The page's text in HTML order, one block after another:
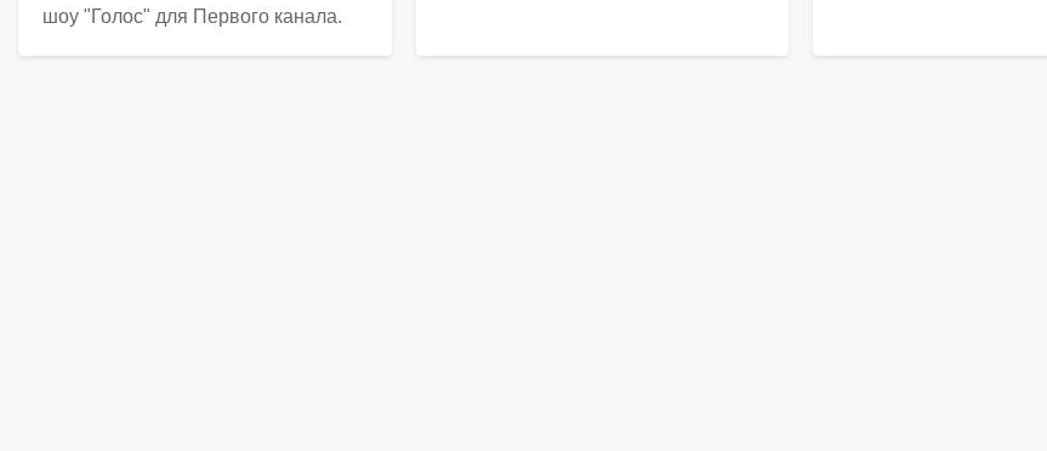
шоу "Голос" для Первого канала.